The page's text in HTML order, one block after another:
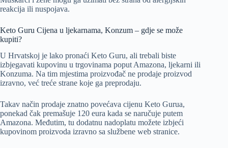
reakcija ili nuspojava.
Keto Guru Cijena u ljekarnama, Konzum – gdje se može
kupiti?
U Hrvatskoj je lako pronaći Keto Guru, ali trebali biste
izbjegavati kupovinu u trgovinama poput Amazona, ljekarni ili
Konzuma. Na tim mjestima proizvođač ne prodaje proizvod
izravno, već treće strane koje ga preprodaju.
Takav način prodaje znatno povećava cijenu Keto Gurua,
ponekad čak premašuje 120 eura kada se naručuje putem
Amazona. Međutim, tu dodatnu nadoplatu možete izbjeći
kupovinom proizvoda izravno sa službene web stranice.